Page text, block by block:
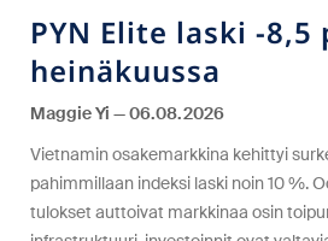
PYN Elite laski -
heinäkuussa
Maggie Yi
06.08.2026
Vietnamin osakemarkkina kehittyi
pahimmillaan indeksi laski noin 10 %.
tulokset auttoivat markkinaa osin